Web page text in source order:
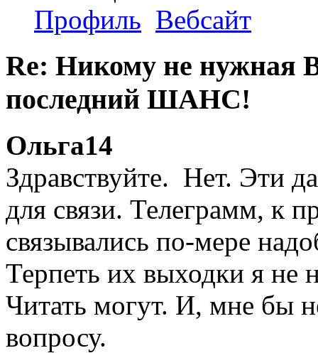
Профиль Вебсайт
Re: Никому не
последний ШАНС!
Ольга14
Здравствуйте. Нет. Эти
для связи. Телеграмм, к
связывались по-мере
Терпеть их выходки я не
Читать могут. И, мне бы
вопросу.